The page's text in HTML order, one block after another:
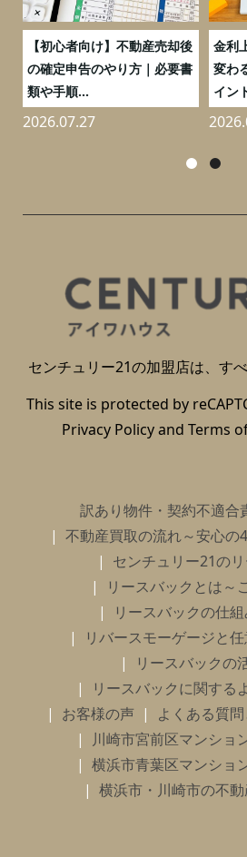
【初心者向け】不動産売却後
の確定申告のやり方｜必要書
類や手順...
2026.07.27
金利
変わ
イン
センチュリー21の加盟店は、す
This site is protected by
Privacy Policyand Terms
訳あり物件・契約不適合
不動産買取の流れ～安心の
センチュリー21の
リースバックとは～
リースバックの仕
リバースモーゲージと
リースバックの
リースバックに関する
お客様の声
よくある質問
川崎市宮前区マンショ
横浜市青葉区マンショ
横浜市・川崎市の不